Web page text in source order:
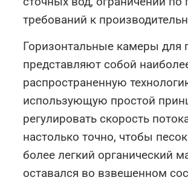
требований к
Горизонтальные камеры для
представляют собой
распространенную
использующую простой
регулировать скорость
настолько точно, чтобы
более легкий органический
оставался во взвешенном